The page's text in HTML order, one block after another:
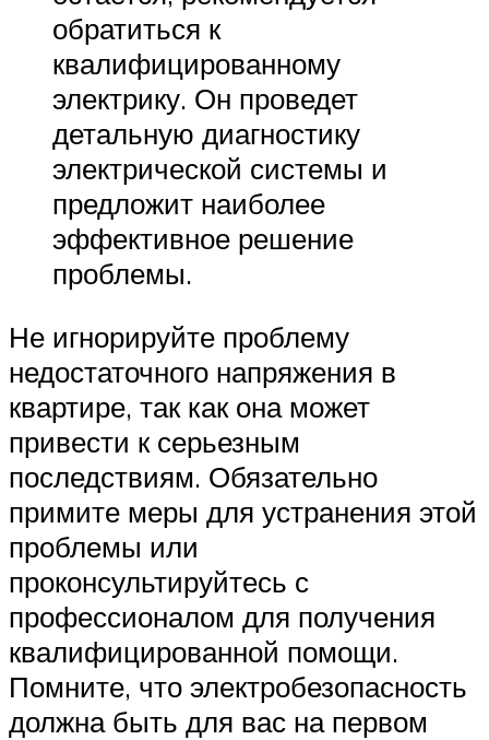
обратиться к
квалифицированному
электрику. Он проведет
детальную диагностику
электрической системы и
предложит наиболее
эффективное решение
проблемы.
Не игнорируйте проблему
недостаточного напряжения в
квартире, так как она может
привести к серьезным
последствиям. Обязательно
примите меры для устранения этой
проблемы или
проконсультируйтесь с
профессионалом для получения
квалифицированной помощи.
Помните, что электробезопасность
должна быть для вас на первом